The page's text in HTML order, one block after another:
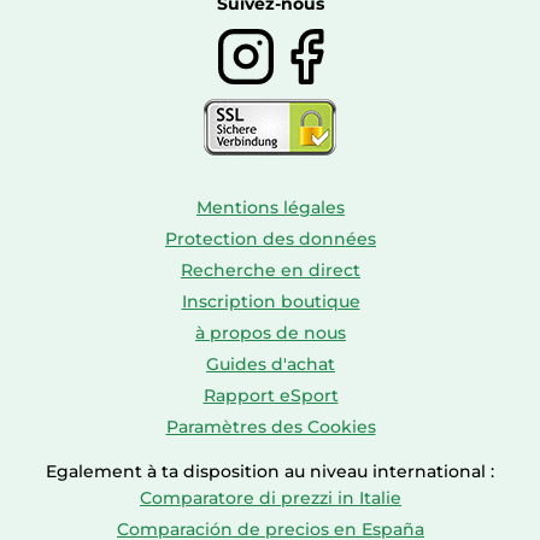
Mentions légales
Protection des données
Recherche en direct
Inscription boutique
à propos de nous
Guides d'achat
Rapport eSport
Paramètres des Cookies
Egalement à ta disposition au niveau international :
Comparatore di prezzi in Italie
Comparación de precios en España